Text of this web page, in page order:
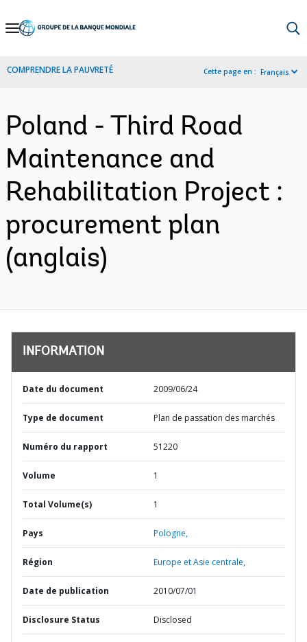
Skip
Navigation
COMPRENDRE LA PAUVRETÉ Cette page en : Français
Poland - Third Road
Maintenance and
Rehabilitation Project :
procurement plan
(anglais)
INFORMATION
Date du document 2009/06/24
Type de document Plan de passation des marchés
Numéro du rapport 51220
Volume 1
Total Volume(s) 1
Pays Pologne,
Région Europe et Asie centrale,
Date de publication 2010/07/01
Disclosure Status Disclosed